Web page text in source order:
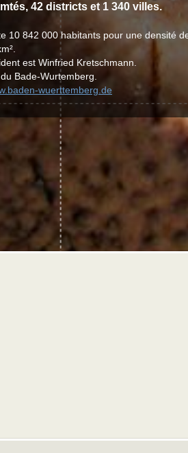
42 districts et 1 340 villes.
10 842 000 habitants pour une densité
est Winfried Kretschmann.
Bade-Wurtemberg.
wuerttemberg.de